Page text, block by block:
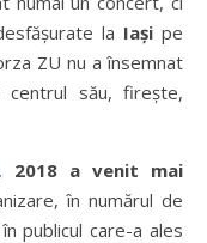
la Iași pe
ZU nu a însemnat
său, firește,
2018 a venit mai
în numărul de
publicul care-a ales